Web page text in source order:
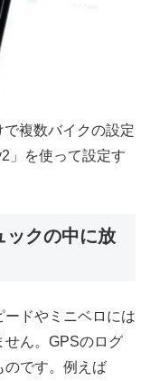
複数バイクの設定
」を使って設定す
ックの中に放
ードやミニベロには
せん。GPSのログ
のです。例えば